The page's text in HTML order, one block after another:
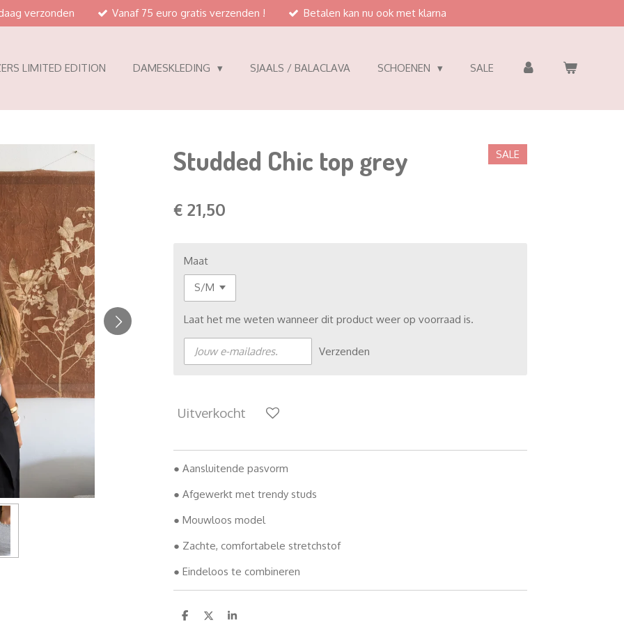
verzonden Vanaf 75 euro gratis verzenden ! Betalen kan nu ook met klarna
LIMITED EDITION DAMESKLEDING SJAALS / BALACLAVA SCHOENEN SALE
Studded Chic top grey SALE
€ 21,50
Maat
Laat het me weten wanneer dit product weer op voorraad is.
Verzenden
Uitverkocht
● Aansluitende pasvorm
● Afgewerkt met trendy studs
● Mouwloos model
● Zachte, comfortabele stretchstof
● Eindeloos te combineren
D D S